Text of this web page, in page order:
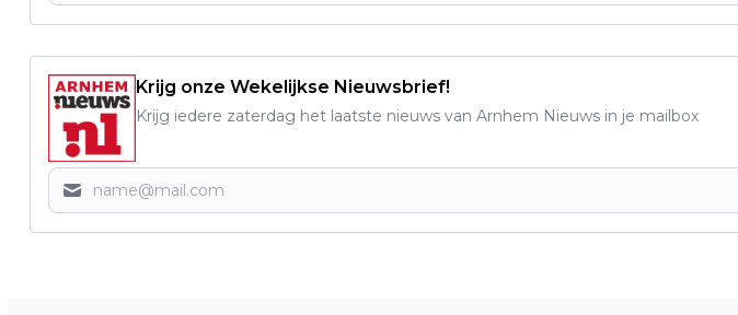
Krijg onze Wekelijkse Nieuwsbrief!
Krijg iedere zaterdag het laatste nieuws van Arnhem Nieuws in je mailbox